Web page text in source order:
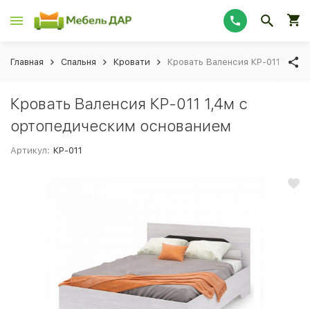
Главная Спальня Кровати Кровать Валенсия КР-011 1,4м
Кровать Валенсия КР-011 1,4м с
ортопедическим основанием
Артикул: КР-011